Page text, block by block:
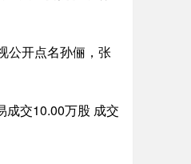
公开点名孙俪，张
成交10.00万股 成交